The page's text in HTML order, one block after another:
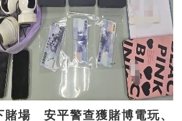
賭場 安平警查獲賭博電玩、